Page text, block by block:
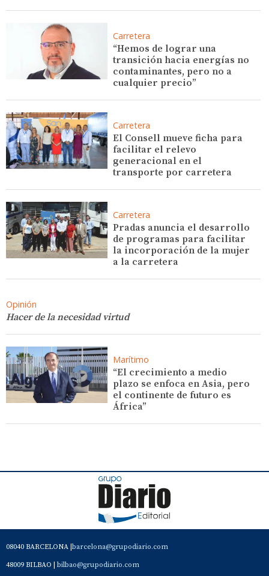
Carretera
“Hemos de lograr una
transición hacia energías no
contaminantes, pero no a
cualquier precio”
Carretera
El Consell mueve ficha para
facilitar el relevo
generacional en el
transporte por carretera
Carretera
Pradas anuncia el desarrollo
de programas para facilitar
la incorporación de la mujer
a la carretera
Opinión
Hacer de la necesidad virtud
Marítimo
“El crecimiento a medio
plazo se enfoca en Asia, pero
el continente de futuro es
África”
08040 BARCELONA | barcelona@grupodiario.com
48009 BILBAO | bilbao@grupodiario.com